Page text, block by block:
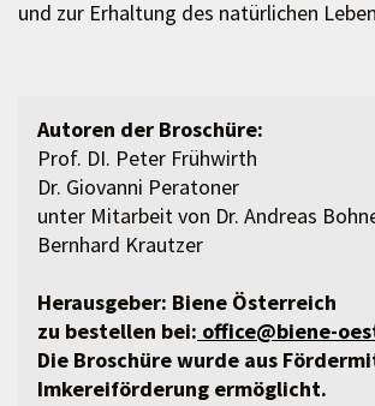
und zur Erhaltung des natürlichen
Autoren der Broschüre:
Prof. DI. Peter Frühwirth
Dr. Giovanni Peratoner
unter Mitarbeit von Dr. Andreas
Bernhard Krautzer
Herausgeber: Biene Österreich
zu bestellen bei: office@biene-
Die Broschüre wurde aus
Imkereiförderung ermöglicht.